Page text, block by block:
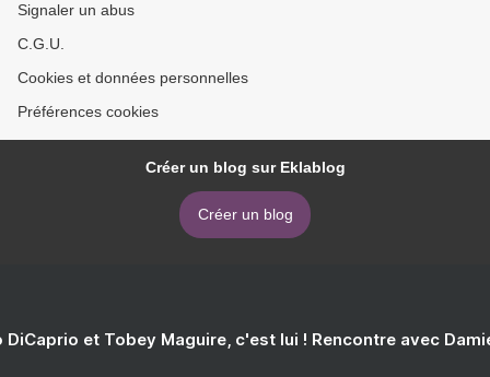
Signaler un abus
C.G.U.
Cookies et données personnelles
Préférences cookies
Créer un blog sur Eklablog
Créer un blog
DiCaprio et Tobey Maguire, c'est lui ! Rencontre avec